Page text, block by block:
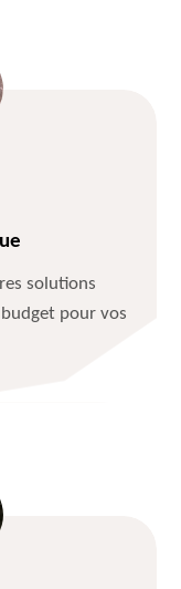
solutions
pour vos